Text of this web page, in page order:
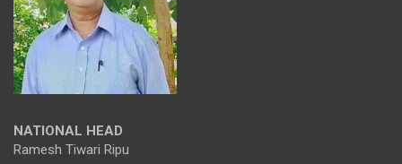
NATIONAL HEAD
Ramesh Tiwari Ripu